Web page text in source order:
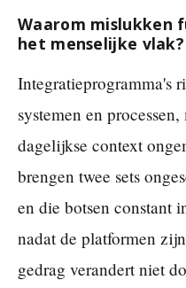
Waarom mislukken
het menselijke vlak?
Integratieprogramma's
systemen en
dagelijkse context
brengen twee sets
en die botsen constant
nadat de platformen
gedrag verandert niet